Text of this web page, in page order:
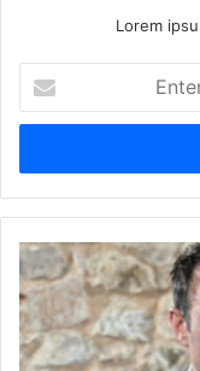
Lorem
your
Email